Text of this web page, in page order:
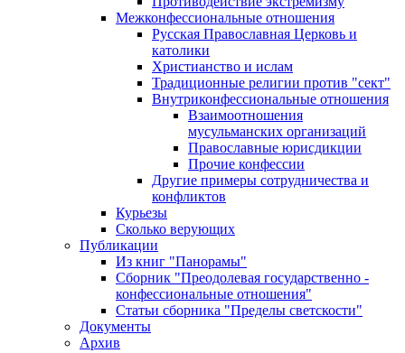
Межконфессиональные отношения
Русская Православная Церковь и
католики
Христианство и ислам
Традиционные религии против "сект"
Внутриконфессиональные отношения
Взаимоотношения
мусульманских организаций
Православные юрисдикции
Прочие конфессии
Другие примеры сотрудничества и
конфликтов
Курьезы
Сколько верующих
Публикации
Из книг "Панорамы"
Сборник "Преодолевая государственно -
конфессиональные отношения"
Статьи сборника "Пределы светскости"
Документы
Архив